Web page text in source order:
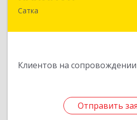
Сатка
Клиентов на сопровождении
Отправить
456910, Челябинская
Отправить